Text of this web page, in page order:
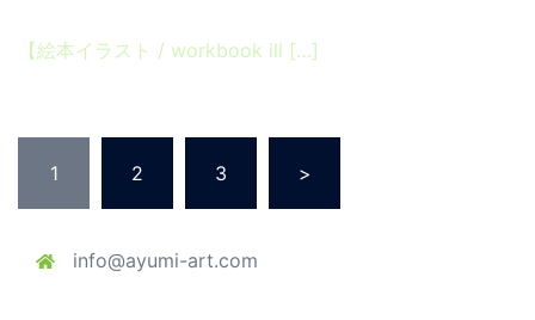
【絵本イラスト / workbook ill […]
の
ペ
1 2 3 >
info@ayumi-art.com